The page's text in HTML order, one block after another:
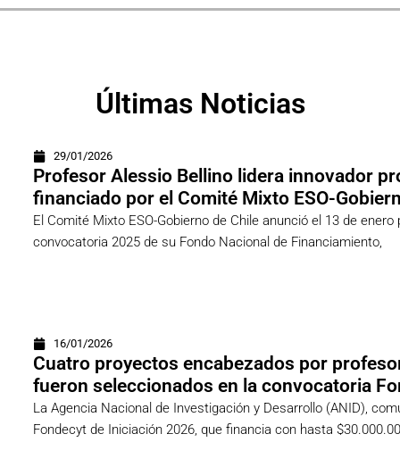
Últimas Noticias
29/01/2026
Profesor Alessio Bellino lidera innovador
financiado por el Comité Mixto ESO-
El Comité Mixto ESO-Gobierno de Chile anunció el 13 de
convocatoria 2025 de su Fondo Nacional de Financiamiento,
16/01/2026
Cuatro proyectos encabezados por
fueron seleccionados en la convocatoria
La Agencia Nacional de Investigación y Desarrollo (ANID),
Fondecyt de Iniciación 2026, que financia con hasta